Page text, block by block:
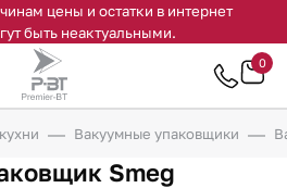
цены и остатки в интернет
быть неактуальными.
0
Вакуумные упаковщики
Smeg